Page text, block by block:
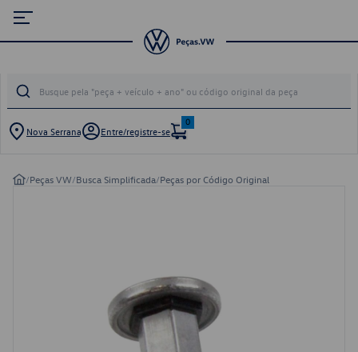
Nova Serrana Entre/registre-se
0
/Peças VW/Busca Simplificada/Peças por Código Original